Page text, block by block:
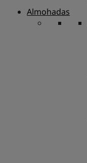
Almohadas